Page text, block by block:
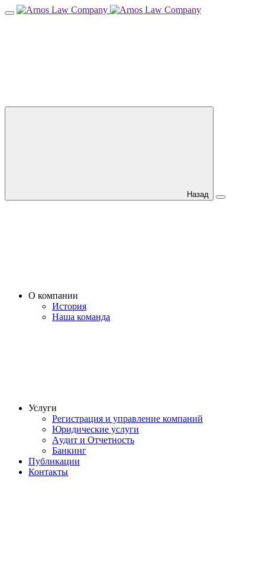
Назад
О компании
История
Наша команда
Услуги
Регистрация и управление компаний
Юридические услуги
Aудит и Отчетность
Банкинг
Публикации
Контакты